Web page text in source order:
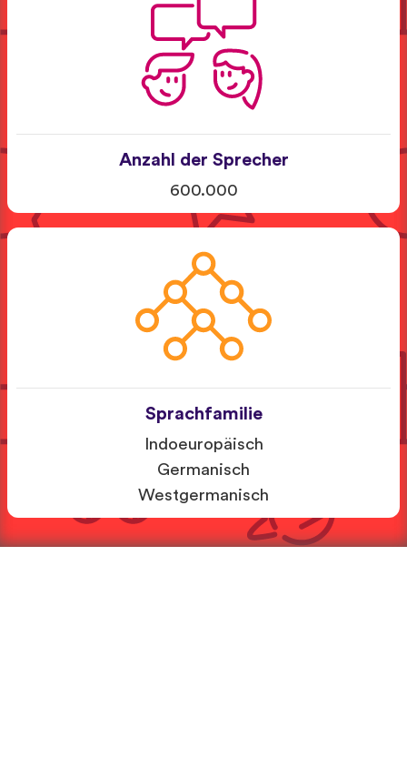
Anzahl der Sprecher
600.000
Sprachfamilie
Indoeuropäisch
Germanisch
Westgermanisch